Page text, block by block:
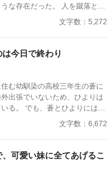
だった。 人を蹴落と
えばひどい令嬢だったと思う
をつかみたい、そう願ってい
月28日 レジーナブックス 様
なろうでも同じ話を投稿して
文字数：5,272
今日で終わり
む幼馴染の高校三年生の蒼に
出張でいないため、ひよりは
る。 でも、蒼とひよりにはも
染がいた。蒼が好きなのはみ
りはもうご飯を作りにこない
文字数：6,672
、可愛い妹に全てあげるこ